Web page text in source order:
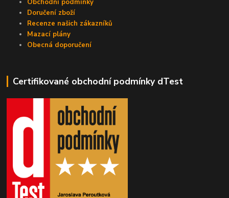
Obchodní podmínky
Doručení zboží
Recenze našich zákazníků
Mazací plány
Obecná doporučení
Certifikované obchodní podmínky dTest